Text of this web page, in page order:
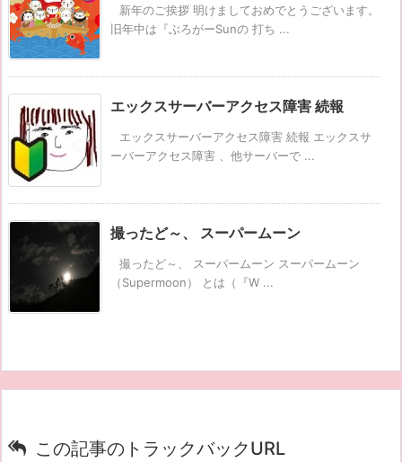
新年のご挨拶 明けましておめでとうございます。
旧年中は『ぶろがーSunの 打ち ...
エックスサーバーアクセス障害 続報
エックスサーバーアクセス障害 続報 エックスサ
ーバーアクセス障害 、他サーバーで ...
撮ったど～、 スーパームーン
撮ったど～、 スーパームーン スーパームーン
（Supermoon） とは（『W ...
この記事のトラックバックURL